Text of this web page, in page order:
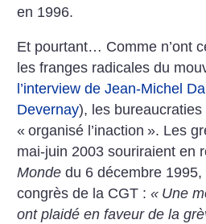
en 1996.
Et pourtant… Comme n’ont
les franges radicales du
l’interview de Jean-Michel
Devernay), les
« organisé l’inaction ». Les
mai-juin 2003 souriraient en
Monde du 6 décembre
congrès de la CGT :« Une
ont plaidé en faveur de la